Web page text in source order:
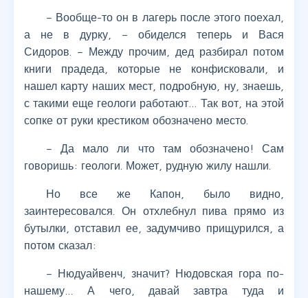
– Вообще-то он в лагерь после этого поехал,
а не в дурку, – обиделся теперь и Вася
Сидоров. – Между прочим, дед разбирал потом
книги прадеда, которые не конфисковали, и
нашел карту наших мест, подробную, ну, знаешь,
с такими еще геологи работают… Так вот, на этой
сопке от руки крестиком обозначено место.
– Да мало ли что там обозначено! Сам
говоришь: геологи. Может, рудную жилу нашли.
Но все же Капон, было видно,
заинтересовался. Он отхлебнул пива прямо из
бутылки, отставил ее, задумчиво прищурился, а
потом сказал:
– Нюдуайвенч, значит? Нюдовская гора по-
нашему… А чего, давай завтра туда и